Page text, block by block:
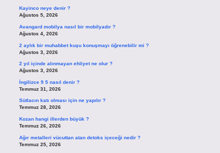
Kayinco neye denir ?
Ağustos 5, 2026
Avangard mobilya nasıl bir mobilyadır ?
Ağustos 4, 2026
2 aylık bir muhabbet kuşu konuşmayı öğrenebilir mi ?
Ağustos 3, 2026
2 yıl içinde alınmayan ehliyet ne olur ?
Ağustos 3, 2026
İngilizce 9 5 nasıl denir ?
Temmuz 31, 2026
Sütlacın katı olması için ne yapılır ?
Temmuz 28, 2026
Kozan hangi illerden büyük ?
Temmuz 26, 2026
Ağır metalleri vücuttan atan detoks içeceği nedir ?
Temmuz 25, 2026